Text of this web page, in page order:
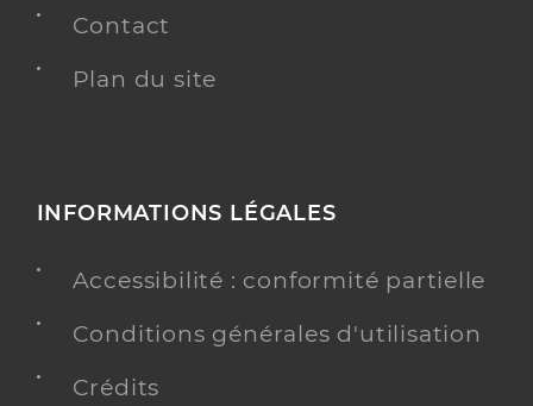
Contact
Plan du site
INFORMATIONS LÉGALES
Accessibilité : conformité partielle
Conditions générales d'utilisation
Crédits